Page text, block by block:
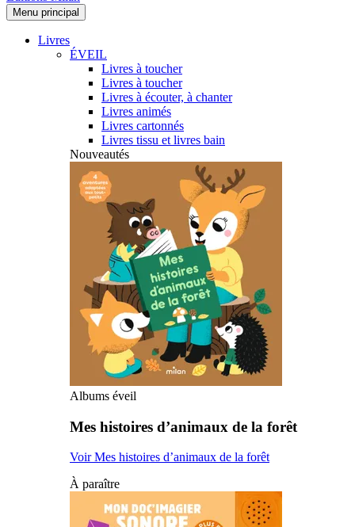
Menu principal
Livres
ÉVEIL
Livres à toucher
Livres à toucher
Livres à écouter, à chanter
Livres animés
Livres cartonnés
Livres tissu et livres bain
Nouveautés
Albums éveil
Mes histoires d’animaux de la forêt
Voir Mes histoires d’animaux de la forêt
À paraître